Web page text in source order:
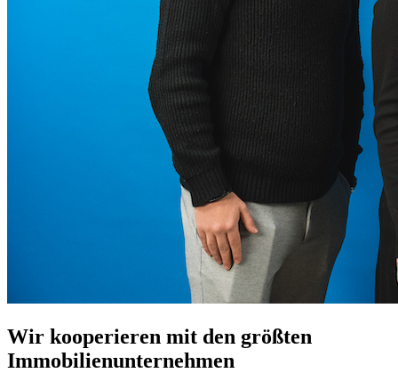
Wir kooperieren mit den größten
Immobilienunternehmen